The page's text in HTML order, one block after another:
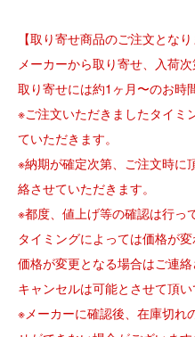
【取り寄せ商品のご注文となり
メーカーから取り寄せ、入荷次
取り寄せには約1ヶ月〜のお時
※ご注文いただきましたタイミ
ていただきます。
※納期が確定次第、ご注文時に
絡させていただきます。
※都度、値上げ等の確認は行っ
タイミングによっては価格が変
価格が変更となる場合はご連
キャンセルは可能とさせて頂い
※メーカーに確認後、在庫切れ